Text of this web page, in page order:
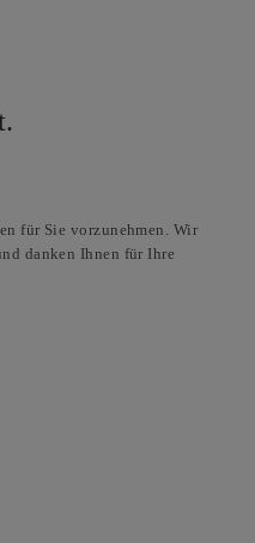
für Sie vorzunehmen. Wir
danken Ihnen für Ihre